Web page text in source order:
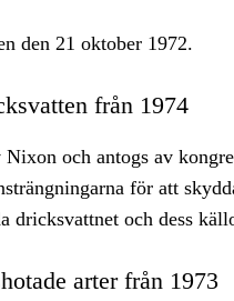
den 21 oktober 1972.
från 1974
och antogs av
för att
dricksvattnet och dess
arter från 1973